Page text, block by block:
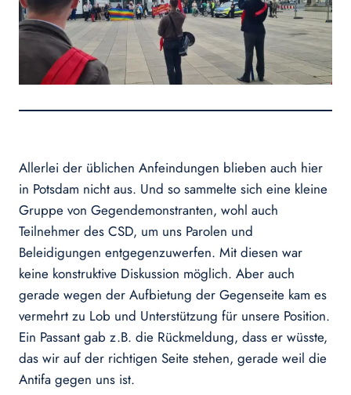
Allerlei der üblichen Anfeindungen blieben auch hier
in Potsdam nicht aus. Und so sammelte sich eine kleine
Gruppe von Gegendemonstranten, wohl auch
Teilnehmer des CSD, um uns Parolen und
Beleidigungen entgegenzuwerfen. Mit diesen war
keine konstruktive Diskussion möglich. Aber auch
gerade wegen der Aufbietung der Gegenseite kam es
vermehrt zu Lob und Unterstützung für unsere Position.
Ein Passant gab z.B. die Rückmeldung, dass er wüsste,
das wir auf der richtigen Seite stehen, gerade weil die
Antifa gegen uns ist.